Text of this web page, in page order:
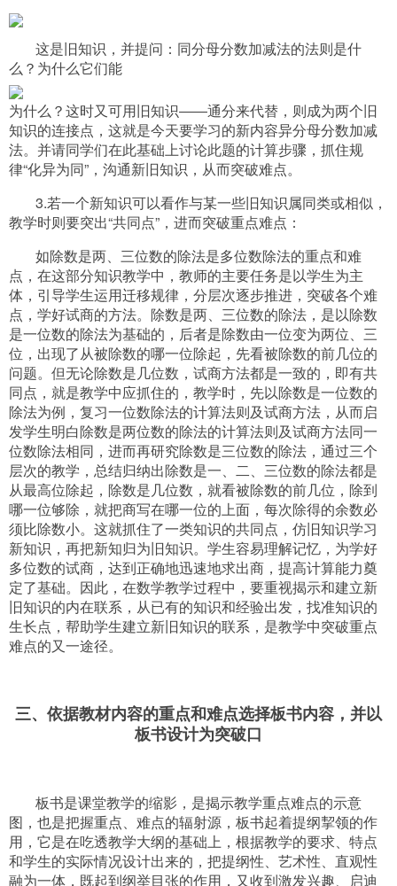
这是旧知识，并提问：同分母分数加减法的法则是什
么？为什么它们能
为什么？这时又可用旧知识――通分来代替，则成为两个旧
知识的连接点，这就是今天要学习的新内容异分母分数加减
法。并请同学们在此基础上讨论此题的计算步骤，抓住规
律“化异为同”，沟通新旧知识，从而突破难点。
3.若一个新知识可以看作与某一些旧知识属同类或相似，
教学时则要突出“共同点”，进而突破重点难点：
如除数是两、三位数的除法是多位数除法的重点和难
点，在这部分知识教学中，教师的主要任务是以学生为主
体，引导学生运用迁移规律，分层次逐步推进，突破各个难
点，学好试商的方法。除数是两、三位数的除法，是以除数
是一位数的除法为基础的，后者是除数由一位变为两位、三
位，出现了从被除数的哪一位除起，先看被除数的前几位的
问题。但无论除数是几位数，试商方法都是一致的，即有共
同点，就是教学中应抓住的，教学时，先以除数是一位数的
除法为例，复习一位数除法的计算法则及试商方法，从而启
发学生明白除数是两位数的除法的计算法则及试商方法同一
位数除法相同，进而再研究除数是三位数的除法，通过三个
层次的教学，总结归纳出除数是一、二、三位数的除法都是
从最高位除起，除数是几位数，就看被除数的前几位，除到
哪一位够除，就把商写在哪一位的上面，每次除得的余数必
须比除数小。这就抓住了一类知识的共同点，仿旧知识学习
新知识，再把新知归为旧知识。学生容易理解记忆，为学好
多位数的试商，达到正确地迅速地求出商，提高计算能力奠
定了基础。因此，在数学教学过程中，要重视揭示和建立新
旧知识的内在联系，从已有的知识和经验出发，找准知识的
生长点，帮助学生建立新旧知识的联系，是教学中突破重点
难点的又一途径。
三、依据教材内容的重点和难点选择板书内容，并以
板书设计为突破口
板书是课堂教学的缩影，是揭示教学重点难点的示意
图，也是把握重点、难点的辐射源，板书起着提纲挈领的作
用，它是在吃透教学大纲的基础上，根据教学的要求、特点
和学生的实际情况设计出来的，把提纲性、艺术性、直观性
融为一体，既起到纲举目张的作用，又收到激发兴趣、启迪